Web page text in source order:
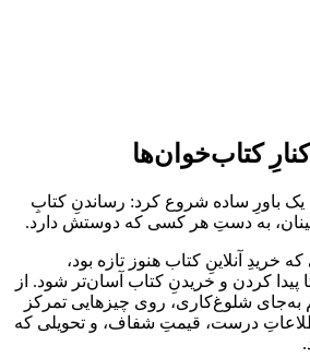
کتاب‌خوان‌ها
از سال ۱۳۸۲ با یک باورِ ساده شروع کرد: رساندنِ کتابِ
به دستِ هر کسی که دوستش دارد.
خریدِ آنلاینِ کتاب هنوز تازه بود،
پیدا کردن و خریدنِ کتاب آسان‌تر شود. از
به‌جای شلوغ‌کاری، روی چیزهایی تمرکز
درست، قیمتِ شفاف، و تحویلی که